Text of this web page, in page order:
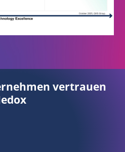
vertrauen